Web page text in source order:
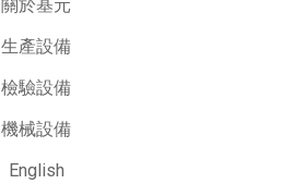
關於基元
生產設備
檢驗設備
機械設備
English